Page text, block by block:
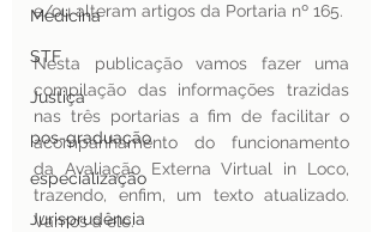
Medicina
STF
Justiça
pos-graduação
especialização
Jurisprudência
e/ou alteram artigos da Portaria nº 165.
Nesta publicação vamos fazer uma
compilação das informações trazidas
nas três portarias a fim de facilitar o
acompanhamento do funcionamento
da Avaliação Externa Virtual in Loco,
trazendo, enfim, um texto atualizado.
Vamos a ele.